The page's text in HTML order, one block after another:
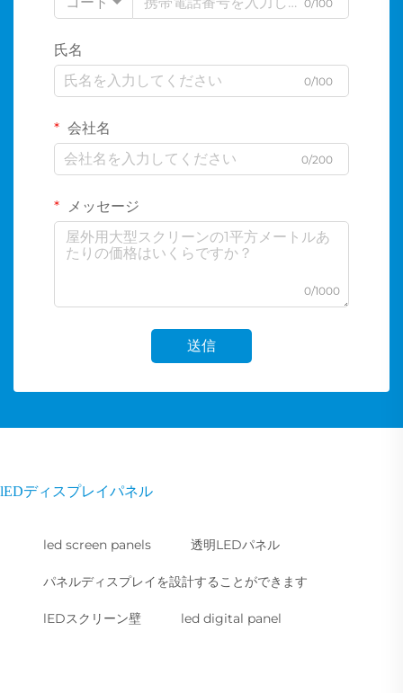
0/100
氏名
0/100
会社名
0/200
メッセージ
0/1000
送信
lEDディスプレイパネル
led screen panels 透明LEDパネル
パネルディスプレイを設計することができます
lEDスクリーン壁 led digital panel